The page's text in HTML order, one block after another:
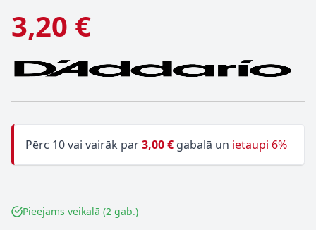
3,20 €
Pērc 10 vai vairāk par3,00 € gabalā un ietaupi 6%
Pieejams veikalā (2 gab.)